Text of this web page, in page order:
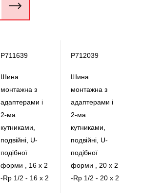
P711639 P712039
Шина
монтажна з
адаптерами і
2-ма
кутниками,
подвійні, U-
подібної
форми , 16 x 2
-Rp 1/2 - 16 x 2
Шина
монтажна з
адаптерами і
2-ма
кутниками,
подвійні, U-
подібної
форми , 20 x 2
-Rp 1/2 - 20 x 2